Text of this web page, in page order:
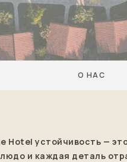
О НАС
Hotel устойчивость —
и каждая деталь